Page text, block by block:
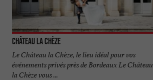
Château La Chèze
Le Château la Chèze, le lieu idéal pour vos
événements privés près de Bordeaux Le Château
la Chèze vous ...